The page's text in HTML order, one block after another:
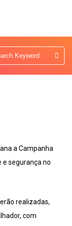
a Campanha
e segurança no
realizadas,
com